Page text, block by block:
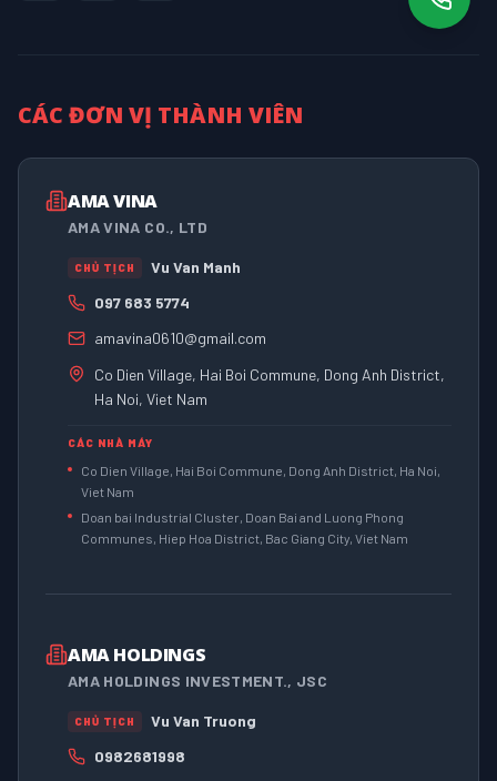
CÁC ĐƠN VỊ THÀNH VIÊN
AMA VINA
AMA VINA CO., LTD
CHỦ TỊCH
Vu Van Manh
097 683 5774
amavina0610@gmail.com
Co Dien Village, Hai Boi Commune, Dong Anh District,
Ha Noi, Viet Nam
CÁC NHÀ MÁY
Co Dien Village, Hai Boi Commune, Dong Anh District, Ha Noi,
Viet Nam
Doan bai Industrial Cluster, Doan Bai and Luong Phong
Communes, Hiep Hoa District, Bac Giang City, Viet Nam
AMA HOLDINGS
AMA HOLDINGS INVESTMENT., JSC
CHỦ TỊCH
Vu Van Truong
0982681998